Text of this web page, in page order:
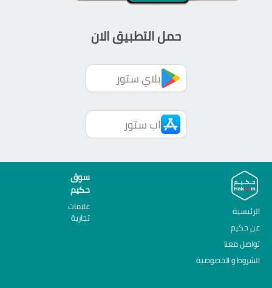
حمل التطبيق الان
بلاي ستور
اب ستور
الرئيسية
عن حكيم
تواصل معنا
الشروط و الخصوصية
سوق
حكيم
علامات
تجارية